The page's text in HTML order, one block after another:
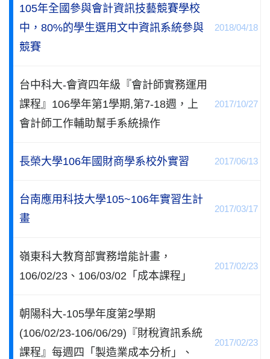
105年全國參與會計資訊技藝競賽學校
中，80%的學生選用文中資訊系統參與
競賽
2018/04/18
台中科大-會資四年級『會計師實務運用
課程』106學年第1學期,第7-18週，上
會計師工作輔助幫手系統操作
2017/10/27
長榮大學106年國財商學系校外實習 2017/06/13
台南應用科技大學105~106年實習生計
畫
2017/03/17
嶺東科大教育部實務增能計畫，
106/02/23、106/03/02「成本課程」
2017/02/23
朝陽科大-105學年度第2學期
(106/02/23-106/06/29)『財稅資訊系統
課程』每週四「製造業成本分析」、
2017/02/23